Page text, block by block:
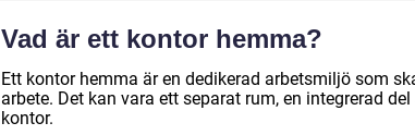
Vad är ett kontor hemma?
Ett kontor hemma är en dedikerad arbetsmiljö som
arbete. Det kan vara ett separat rum, en integrerad
kontor.